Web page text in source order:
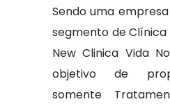
Sendo uma
segmento de Clínica
New Clinica Vida
objetivo de
somente